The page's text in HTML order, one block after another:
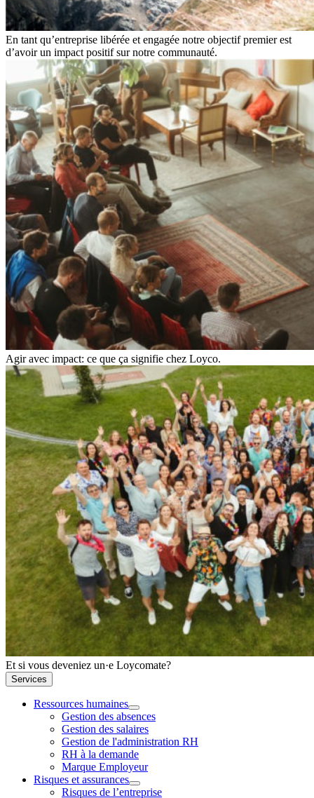
En tant qu’entreprise libérée et engagée notre objectif premier est
d’avoir un impact positif sur notre communauté.
Agir avec impact: ce que ça signifie chez Loyco.
Et si vous deveniez un·e Loycomate?
Services
Ressources humaines
Gestion des absences
Gestion des salaires
Gestion de l'administration RH
RH à la demande
Marque Employeur
Risques et assurances
Risques de l’entreprise